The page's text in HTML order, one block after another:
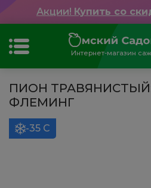
Акции! Купить со
Интернет-магазин
ПИОН
ФЛЕМИНГ
-35 С